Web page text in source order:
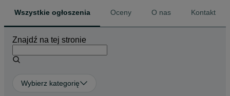
Wszystkie ogłoszenia Oceny O nas Kontakt
Znajdź na tej stronie
Wybierz kategorię